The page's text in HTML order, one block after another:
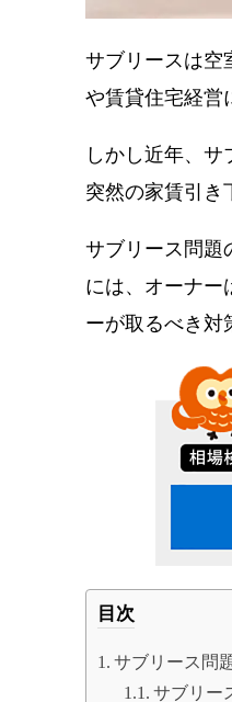
サブリースは空
や賃貸住宅経営
しかし近年、サ
突然の家賃引き
サブリース問題
には、オーナー
ーが取るべき対
目次
サブリース問
サブリー